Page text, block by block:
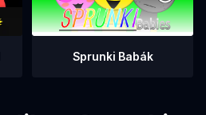
Sprunki Babák